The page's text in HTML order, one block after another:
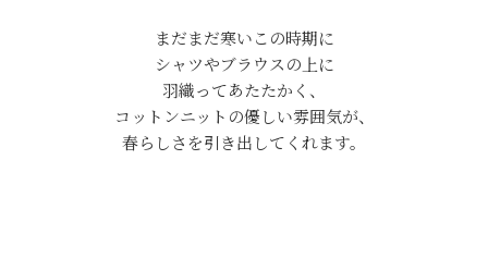
まだまだ寒いこの時期に
シャツやブラウスの上に
羽織ってあたたかく、
コットンニットの優しい雰囲気が、
春らしさを引き出してくれます。